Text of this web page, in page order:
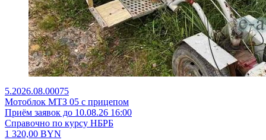
5.2026.08.00075
Мотоблок МТЗ 05 с прицепом
Приём заявок до 10.08.26 16:00
Справочно по курсу НБРБ
1 320,00 BYN